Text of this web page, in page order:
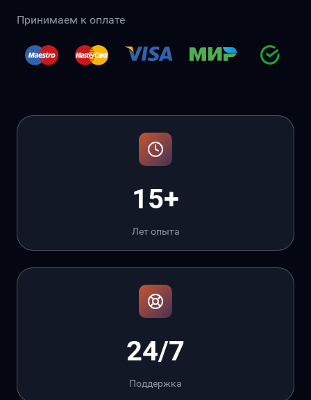
Принимаем к оплате
15+
Лет опыта
24/7
Поддержка